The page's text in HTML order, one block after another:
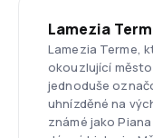
Lamezia
Lamezia Terme,
okouzlující
jednoduše
uhnízděné na
známé jako